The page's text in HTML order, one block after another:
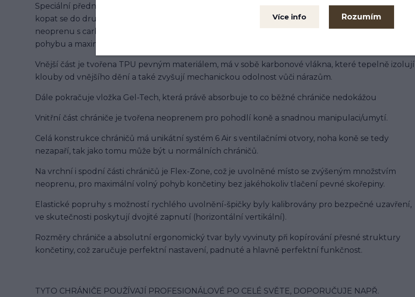
Speciální přední chrániče typ Carbon Air EP poskytují extra ochranu pro koně, kteří mají tendenci
kopat se do druhé nohy kopytem při skákání. Chrániče mají zvýšenou ergnonomickou část
neoprenu s carbonovým vnějším pláštěm. Vše je pečlivě vyvinuto, aby nic neomezovalo koně v
pohybu a maximálně chránilo citlivý kloub.
Vnější část je tvořena TPU pevným materiálem, má v sobě karbonové vlákna, které tepelně izolují
klouby od vnějšího dění a také zvyšují mechanickou odolnost vůči nárazům.
Dále pokračuje vložka Gel-Tech, která právě absorbuje to co běžné chrániče nedokážou
Vnitřní část chrániče je tvořena neoprenem pro pohodlí koně a snadnou manipulaci/umytí.
Celá konstrukce chráničů má unikátní systém 6 Air s ventilačními otvory, noha koně se tedy
nezapaří, tak jako tomu může být u normálních chráničů.
Na vrchní i spodní části chráničů je Flex-Zone, což je uvolněné místo se zvýšeným množstvím
neoprenu, pro maximální volný pohyb končetiny bez jakéhokoliv tlačení pevné skořepiny.
Elastické popruhy s možností rychlého uvolnění-špičky byly kalibrovány pro bezpečné uzavření,
ve skutečnosti poskytují dvojité zapnutí (horizontální vertikální).
Rozměry chrániče a absolutní ergonomický tvar byly vyvinuty při kopírování přesné struktury
končetiny, což zaručuje perfektní nastavení, padnuté a hlavně perfektní funkčnost.
TYTO CHRÁNIČE POUŽÍVAJÍ PROFESIONÁLOVÉ PO CELÉ SVĚTE, DOPORUČUJE NAPŘ.
Více info Rozumím